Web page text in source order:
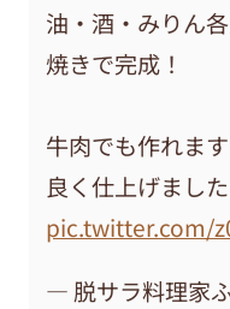
油・酒・みりん
焼きで完成！
牛肉でも作れま
良く仕上げまし
pic.twitter.com/
— 脱サラ料理家